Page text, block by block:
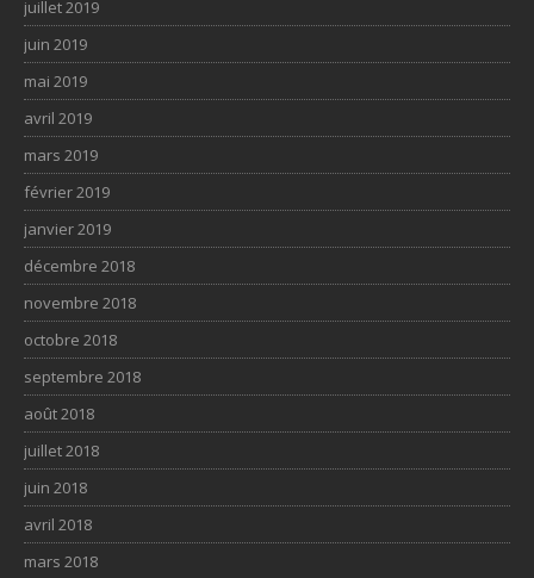
juillet 2019
juin 2019
mai 2019
avril 2019
mars 2019
février 2019
janvier 2019
décembre 2018
novembre 2018
octobre 2018
septembre 2018
août 2018
juillet 2018
juin 2018
avril 2018
mars 2018